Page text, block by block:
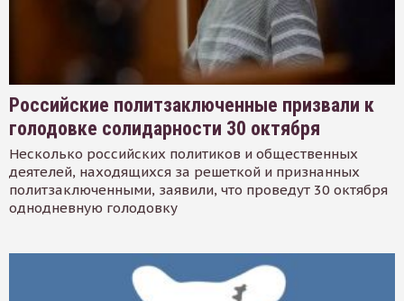
Российские политзаключенные призвали к
голодовке солидарности 30 октября
Несколько российских политиков и общественных
деятелей, находящихся за решеткой и признанных
политзаключенными, заявили, что проведут 30 октября
однодневную голодовку